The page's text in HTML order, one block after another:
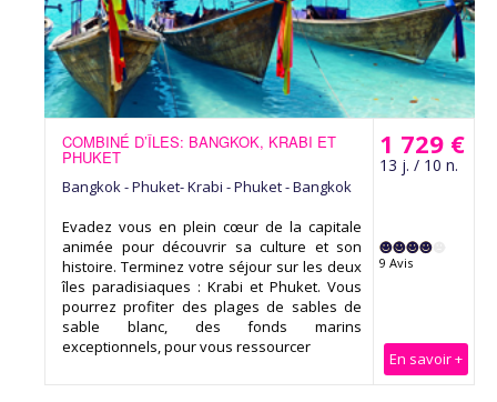
1 729 €
13 j. / 10 n.
9 Avis
En savoir +
COMBINÉ D’ÎLES: BANGKOK, KRABI ET
PHUKET
Bangkok - Phuket- Krabi - Phuket - Bangkok
Evadez vous en plein cœur de la capitale
animée pour découvrir sa culture et son
histoire. Terminez votre séjour sur les deux
îles paradisiaques : Krabi et Phuket. Vous
pourrez profiter des plages de sables de
sable blanc, des fonds marins
exceptionnels, pour vous ressourcer